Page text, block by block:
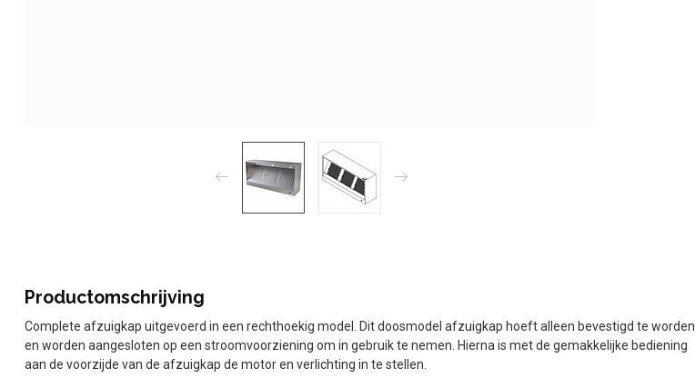
Productomschrijving
Complete afzuigkap uitgevoerd in een rechthoekig model. Dit doosmodel afzuigkap hoeft alleen bevestigd te worden
en worden aangesloten op een stroomvoorziening om in gebruik te nemen. Hierna is met de gemakkelijke bediening
aan de voorzijde van de afzuigkap de motor en verlichting in te stellen.